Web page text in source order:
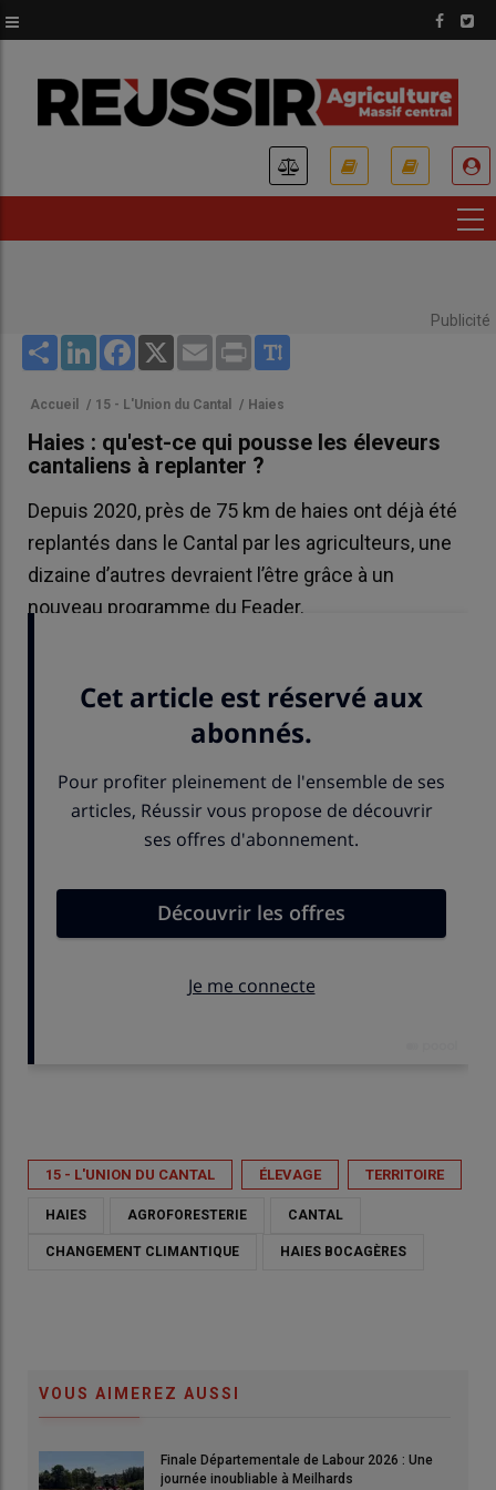
au
principal
Publicité
Share LinkedInFacebook
X Email Print
Accueil / 15 - L'Union du Cantal / Haies
Haies : qu'est-ce qui pousse les éleveurs
cantaliens à replanter ?
Depuis 2020, près de 75 km de haies ont déjà été
replantés dans le Cantal par les agriculteurs, une
dizaine d’autres devraient l’être grâce à un
nouveau programme du Feader.
15 - L'UNION DU CANTAL ÉLEVAGE TERRITOIRE
HAIES AGROFORESTERIE CANTAL
CHANGEMENT CLIMANTIQUE HAIES BOCAGÈRES
VOUS AIMEREZ AUSSI
Finale Départementale de Labour 2026 : Une
journée inoubliable à Meilhards